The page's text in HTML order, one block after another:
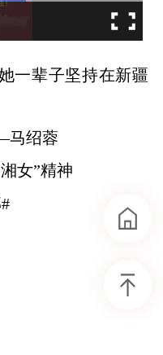
一辈子坚持在新疆
马绍蓉
女”精神